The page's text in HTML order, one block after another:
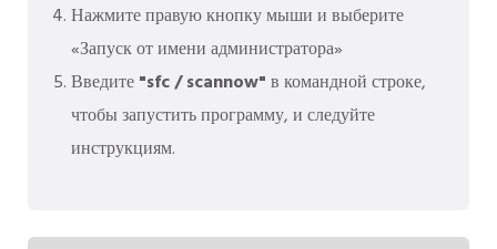
Нажмите правую кнопку мыши и выберите
«Запуск от имени администратора»
Введите"sfc / scannow"в командной строке,
чтобы запустить программу, и следуйте
инструкциям.